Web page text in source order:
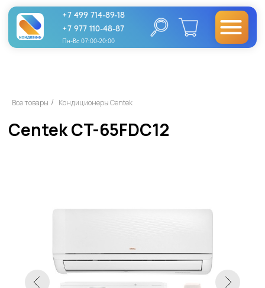
+7 499 714-89-18
+7 977 110-48-87
Пн-Вс 07:00-20:00
Все товары / Кондиционеры Centek